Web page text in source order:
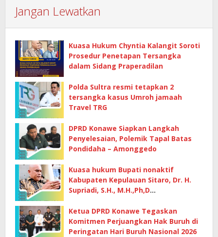
Jangan Lewatkan
Kuasa Hukum Chyntia Kalangit Soroti
Prosedur Penetapan Tersangka
dalam Sidang Praperadilan
Polda Sultra resmi tetapkan 2
tersangka kasus Umroh jamaah
Travel TRG
DPRD Konawe Siapkan Langkah
Penyelesaian, Polemik Tapal Batas
Pondidaha – Amonggedo
Kuasa hukum Bupati nonaktif
Kabupaten Kepulauan Sitaro, Dr. H.
Supriadi, S.H., M.H.,Ph,D
kerugian negara
Ketua DPRD Konawe Tegaskan
Komitmen Perjuangkan Hak Buruh di
Peringatan Hari Buruh Nasional 2026